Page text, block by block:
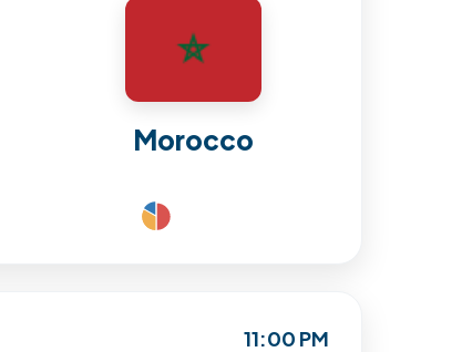
Morocco
11:00 PM